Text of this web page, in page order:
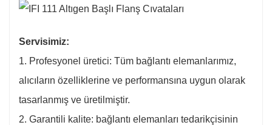
Servisimiz:
1. Profesyonel üretici: Tüm bağlantı elemanlarımız,
alıcıların özelliklerine ve performansına uygun olarak
tasarlanmış ve üretilmiştir.
2. Garantili kalite: bağlantı elemanları tedarikçisinin